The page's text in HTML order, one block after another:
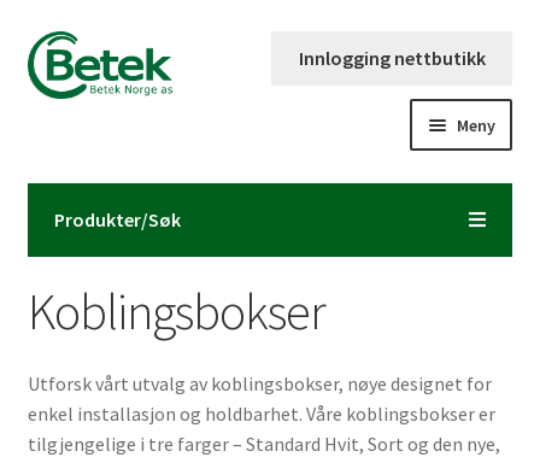
Hopp
til
navigasjon
Hopp
til
innhold
Innlogging nettbutikk
Meny
Forsiden
Kontaktinformasjon
Om Betek Norge AS
ut
Volumpriser
Koblingsbokser
Utforsk vårt utvalg av koblingsbokser, nøye designet for
enkel installasjon og holdbarhet. Våre koblingsbokser er
tilgjengelige i tre farger – Standard Hvit, Sort og den nye,
Produkter/Søk